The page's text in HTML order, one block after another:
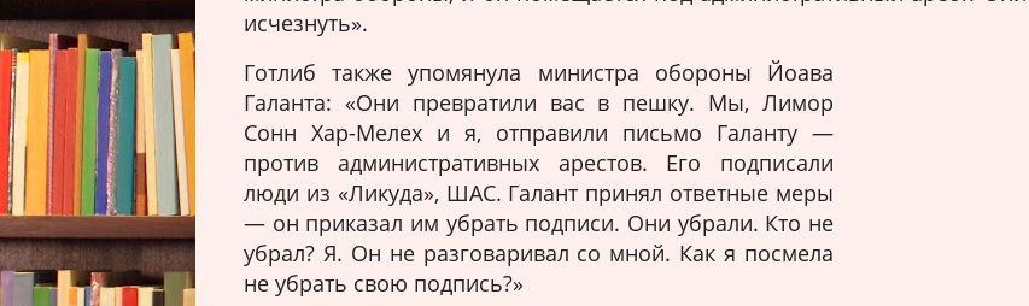
исчезнуть».
Готлиб также упомянула министра обороны Йоава
Галанта: «Они превратили вас в пешку. Мы, Лимор
Сонн Хар-Мелех и я, отправили письмо Галанту —
против административных арестов. Его подписали
люди из «Ликуда», ШАС. Галант принял ответные меры
— он приказал им убрать подписи. Они убрали. Кто не
убрал? Я. Он не разговаривал со мной. Как я посмела
не убрать свою подпись?»